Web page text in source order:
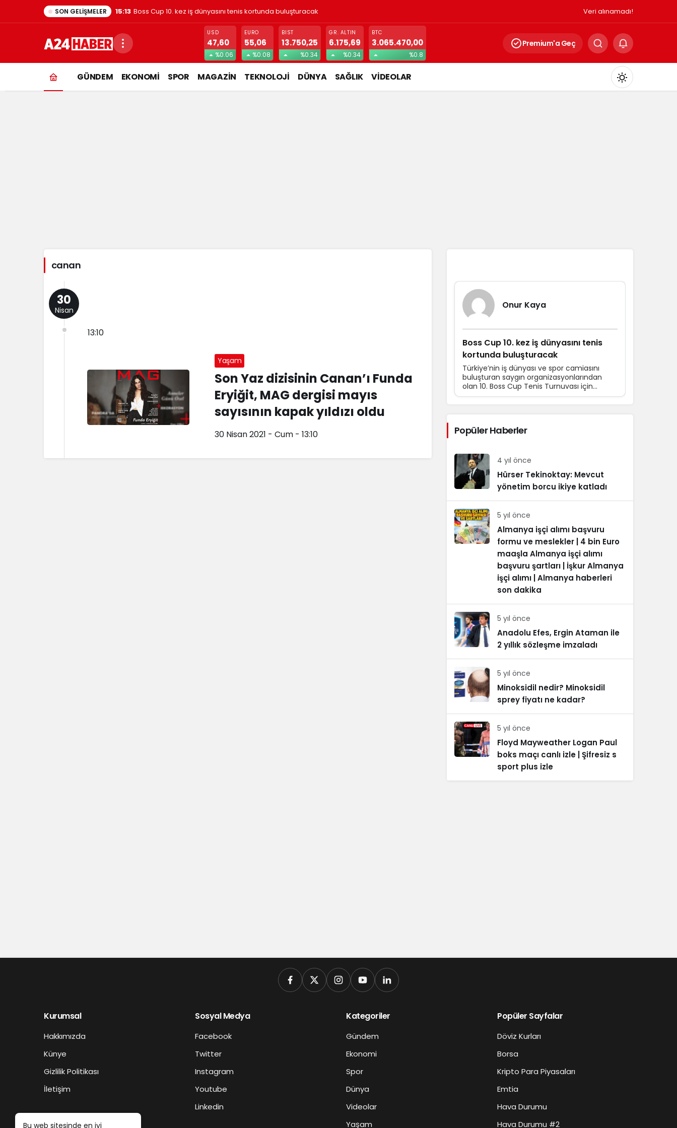
SON GELIŞMELER 15:13 Boss Cup 10. kez iş dünyasını tenis kortunda buluşturacak Veri alınamadı!
canan
Haberleri
USD
47,60
%0.06
EURO
55,06
%0.08
BIST
13.750,25
%0.34
GR. ALTIN
6.175,69
%0.34
BTC
3.065.470,00
%0.8
Premium'a Geç
GÜNDEM EKONOMİ SPOR MAGAZİN TEKNOLOJİ DÜNYA SAĞLIK VİDEOLAR
Mod
canan
30
Nisan
13:10
Yaşam
Son Yaz dizisinin Canan’ı Funda
Eryiğit, MAG dergisi mayıs
sayısının kapak yıldızı oldu
30 Nisan 2021 - Cum - 13:10
Onur Kaya
Boss Cup 10. kez iş dünyasını tenis
kortunda buluşturacak
Türkiye’nin iş dünyası ve spor camiasını
buluşturan saygın organizasyonlarından
olan 10. Boss Cup Tenis Turnuvası için
hazırlıklar devam ediyor. 16-21 Haziran
Popüler Haberler
4 yıl önce
Hürser Tekinoktay: Mevcut
yönetim borcu ikiye katladı
5 yıl önce
Almanya işçi alımı başvuru
formu ve meslekler | 4 bin Euro
maaşla Almanya işçi alımı
başvuru şartları | İşkur Almanya
işçi alımı | Almanya haberleri
son dakika
5 yıl önce
Anadolu Efes, Ergin Ataman ile
2 yıllık sözleşme imzaladı
5 yıl önce
Minoksidil nedir? Minoksidil
sprey fiyatı ne kadar?
5 yıl önce
Floyd Mayweather Logan Paul
boks maçı canlı izle | Şifresiz s
sport plus izle
Bu web sitesinde en iyi
Kurumsal
Hakkımızda
Künye
Gizlilik Politikası
İletişim
Sosyal Medya
Facebook
Twitter
Instagram
Youtube
Linkedin
Kategoriler
Gündem
Ekonomi
Spor
Dünya
Videolar
Yaşam
Popüler Sayfalar
Döviz Kurları
Borsa
Kripto Para Piyasaları
Emtia
Hava Durumu
Hava Durumu #2